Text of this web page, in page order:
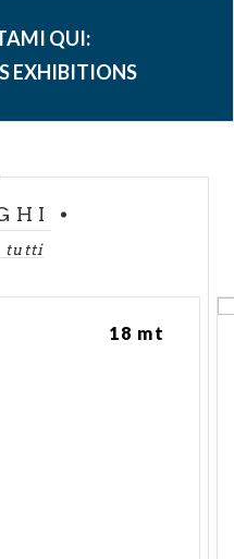
QUI:
EXHIBITIONS
tutti
18 mt